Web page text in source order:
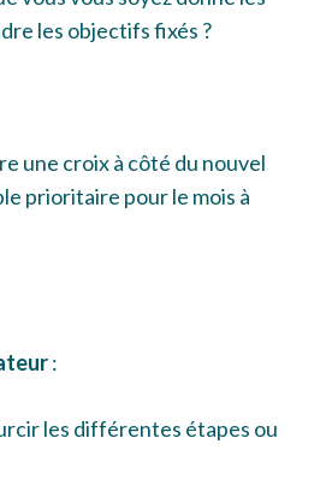
les objectifs fixés ?
une croix à côté du nouvel
prioritaire pour le mois à
:
les différentes étapes ou